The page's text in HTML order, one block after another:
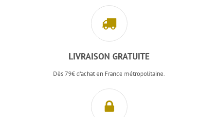
LIVRAISON GRATUITE
Dès 79€ d'achat en France métropolitaine.